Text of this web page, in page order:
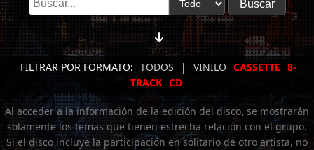
FILTRAR POR FORMATO: TODOS | VINILO CASSETTE 8-
TRACK CD
Al acceder a la información de la edición del disco, se mostrarán
solamente los temas que tienen estrecha relación con el grupo.
Si el disco incluye la participación en solitario de otro artista, no